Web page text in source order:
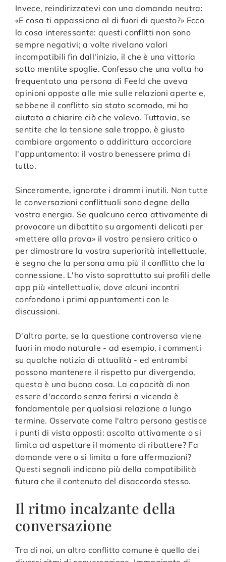
Invece, reindirizzatevi con una domanda neutra:
«E cosa ti appassiona al di fuori di questo?» Ecco
la cosa interessante: questi conflitti non sono
sempre negativi; a volte rivelano valori
incompatibili fin dall'inizio, il che è una vittoria
sotto mentite spoglie. Confesso che una volta ho
frequentato una persona di Feeld che aveva
opinioni opposte alle mie sulle relazioni aperte e,
sebbene il conflitto sia stato scomodo, mi ha
aiutato a chiarire ciò che volevo. Tuttavia, se
sentite che la tensione sale troppo, è giusto
cambiare argomento o addirittura accorciare
l'appuntamento: il vostro benessere prima di
tutto.
Sinceramente, ignorate i drammi inutili. Non tutte
le conversazioni conflittuali sono degne della
vostra energia. Se qualcuno cerca attivamente di
provocare un dibattito su argomenti delicati per
«mettere alla prova» il vostro pensiero critico o
per dimostrare la vostra superiorità intellettuale,
è segno che la persona ama più il conflitto che la
connessione. L'ho visto soprattutto sui profili delle
app più «intellettuali», dove alcuni incontri
confondono i primi appuntamenti con le
discussioni.
D'altra parte, se la questione controversa viene
fuori in modo naturale - ad esempio, i commenti
su qualche notizia di attualità - ed entrambi
possono mantenere il rispetto pur divergendo,
questa è una buona cosa. La capacità di non
essere d'accordo senza ferirsi a vicenda è
fondamentale per qualsiasi relazione a lungo
termine. Osservate come l'altra persona gestisce
i punti di vista opposti: ascolta attivamente o si
limita ad aspettare il momento di ribattere? Fa
domande vere o si limita a fare affermazioni?
Questi segnali indicano più della compatibilità
futura che il contenuto del disaccordo stesso.
Il ritmo incalzante della
conversazione
Tra di noi, un altro conflitto comune è quello dei